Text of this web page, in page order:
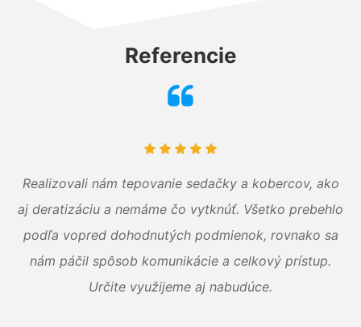
Referencie
Realizovali nám tepovanie sedačky a kobercov, ako
aj deratizáciu a nemáme čo vytknúť. Všetko prebehlo
podľa vopred dohodnutých podmienok, rovnako sa
nám páčil spôsob komunikácie a celkový prístup.
Určite využijeme aj nabudúce.